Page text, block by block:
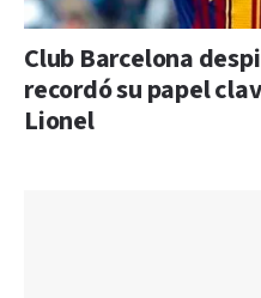
Club Barcelona
recordó su papel
Lionel